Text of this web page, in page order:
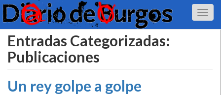
Entradas Categorizadas:
Publicaciones
Un rey golpe a golpe